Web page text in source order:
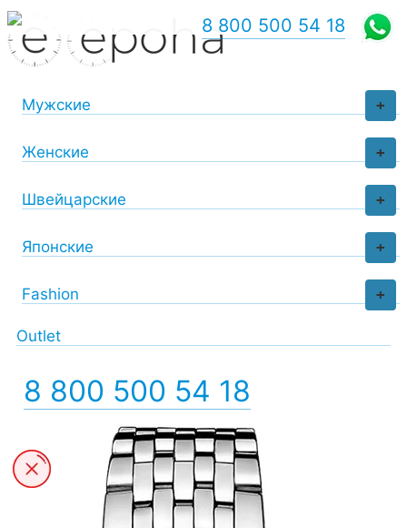
+
Мужские
+
Женские
+
Швейцарские
+
Японские
+
Fashion
Outlet
8 800 500 54 18
8 800 500 54 18